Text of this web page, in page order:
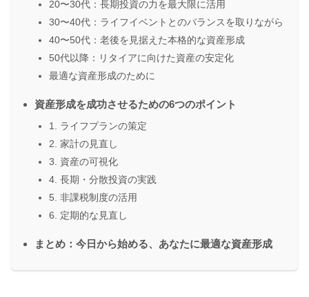
20〜30代：長期投資の力を最大限に活用
30〜40代：ライフイベントとのバランスを取りながら
40〜50代：老後を見据えた本格的な資産形成
50代以降：リタイアに向けた資産の安定化
最適な資産形成のために
資産形成を成功させるための6つのポイント
1. ライフプランの策定
2. 家計の見直し
3. 資産の可視化
4. 長期・分散投資の実践
5. 非課税制度の活用
6. 定期的な見直し
まとめ：今日から始める、あなたに最適な資産形成